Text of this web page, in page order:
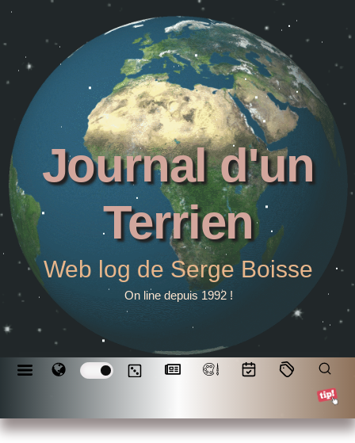
Journal d'un
Terrien
Web log de Serge Boisse
On line depuis 1992 !